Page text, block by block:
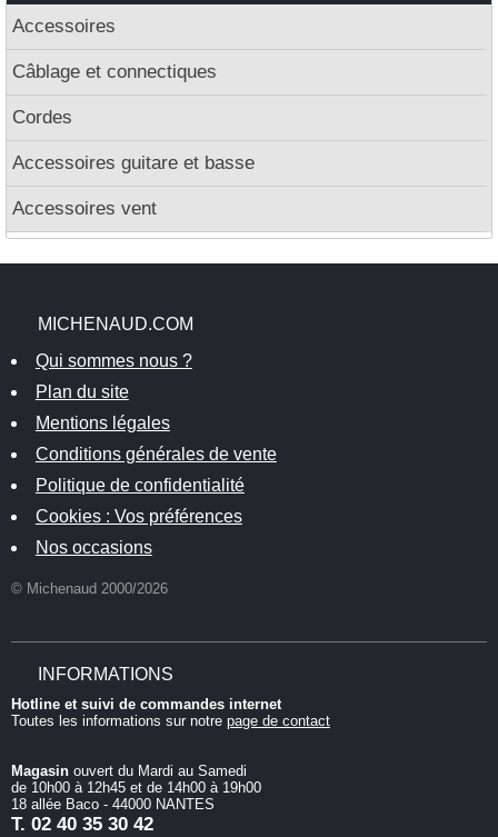
Accessoires
Câblage et connectiques
Cordes
Accessoires guitare et basse
Accessoires vent
MICHENAUD.COM
Qui sommes nous ?
Plan du site
Mentions légales
Conditions générales de vente
Politique de confidentialité
Cookies : Vos préférences
Nos occasions
© Michenaud 2000/2026
INFORMATIONS
Hotline et suivi de commandes internet
Toutes les informations sur notre page de contact
Magasin ouvert du Mardi au Samedi
de 10h00 à 12h45 et de 14h00 à 19h00
18 allée Baco - 44000 NANTES
T. 02 40 35 30 42